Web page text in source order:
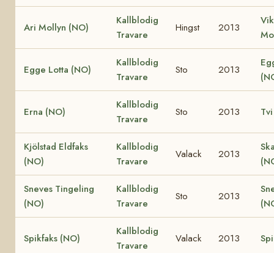
Ari Mollyn (NO)
Kallblodig
Travare
Hingst 2013
Egge Lotta (NO)
Kallblodig
Travare
Sto 2013
Erna (NO)
Kallblodig
Travare
Sto 2013
Kjölstad Eldfaks
(NO)
Kallblodig
Travare
Valack 2013
Sneves Tingeling
(NO)
Kallblodig
Travare
Sto 2013
Spikfaks (NO)
Kallblodig
Travare
Valack 2013